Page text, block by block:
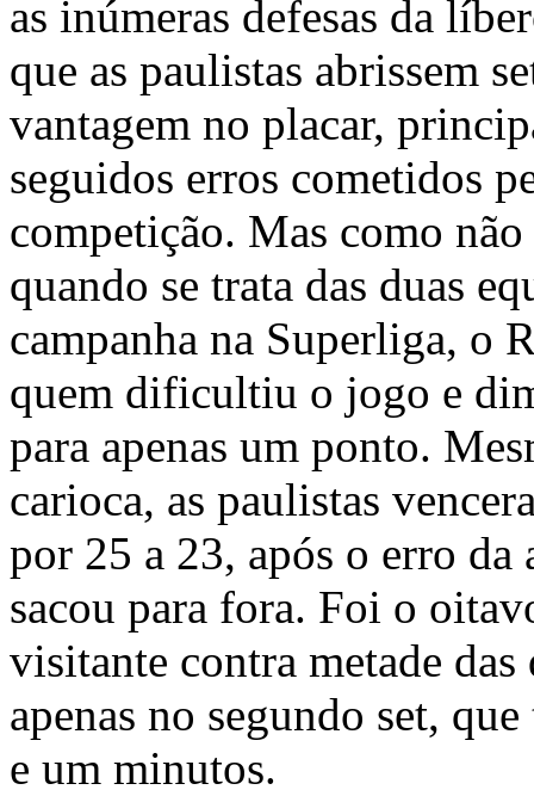
as inúmeras defesas da
que as paulistas abrissem
vantagem no placar,
seguidos erros cometidos
competição. Mas como
quando se trata das duas
campanha na Superliga, o
quem dificultiu o jogo e
para apenas um ponto.
carioca, as paulistas
por 25 a 23, após o erro da
sacou para fora. Foi o
visitante contra metade das
apenas no segundo set,
e um minutos.